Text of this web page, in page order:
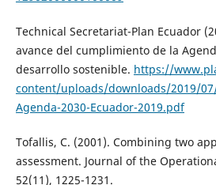
Technical Secretariat-Plan Ecuador
avance del cumplimiento de la
desarrollo sostenible. https://
content/uploads/downloads/2019/
Agenda-2030-Ecuador-2019.pdf
Tofallis, C. (2001). Combining two
assessment. Journal of the
52(11), 1225-1231.